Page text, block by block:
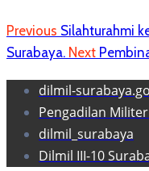
Previous Silahturahmi
Surabaya. Next
dilmil-
Pengadilan
dilmil_surabaya
Dilmil III-10